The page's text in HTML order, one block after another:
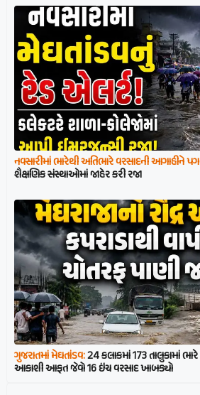
નવસારીમાં ભારેથી અતિભારે વરસાદની આગાહીને
શૈક્ષણિક સંસ્થાઓમાં જાહેર કરી રજા
ગુજરાતમાં મેઘતાંડવ:24 કલાકમાં 173 તાલુકામાં
આકાશી આફત જેવો 16 ઇંચ વરસાદ ખાબક્યો